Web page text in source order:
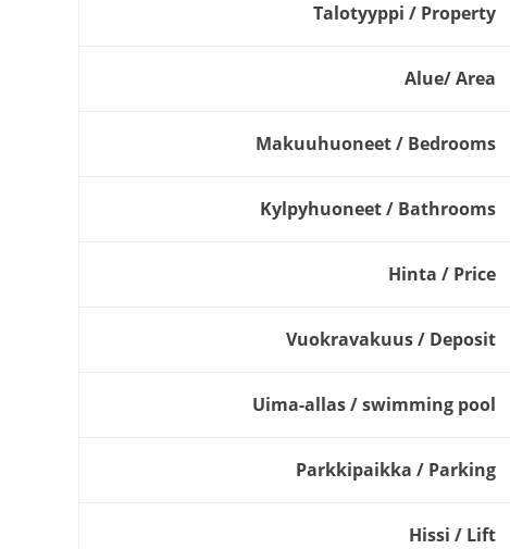
Talotyyppi / Property
Alue/ Area
Makuuhuoneet / Bedrooms
Kylpyhuoneet / Bathrooms
Hinta / Price
Vuokravakuus / Deposit
Uima-allas / swimming pool
Parkkipaikka / Parking
Hissi / Lift